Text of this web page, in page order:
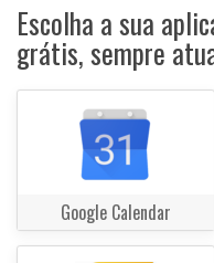
Escolha a sua
grátis, sempre
Google Calendar